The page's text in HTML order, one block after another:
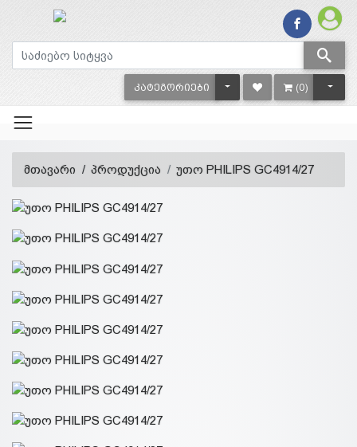
ᲙᲐᲢᲔᲒᲝᲠᲘᲔᲑᲘ TOGGLE DROPDOWN
(0)
მთავარი პროდუქცია უთო PHILIPS GC4914/27